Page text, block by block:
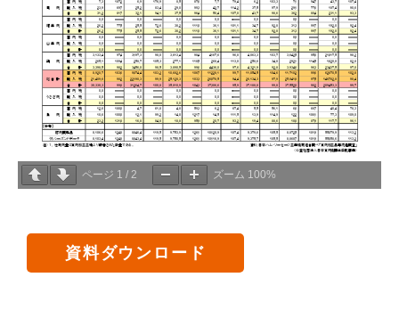
ページ 1 / 2 ズーム 100%
資料ダウンロード